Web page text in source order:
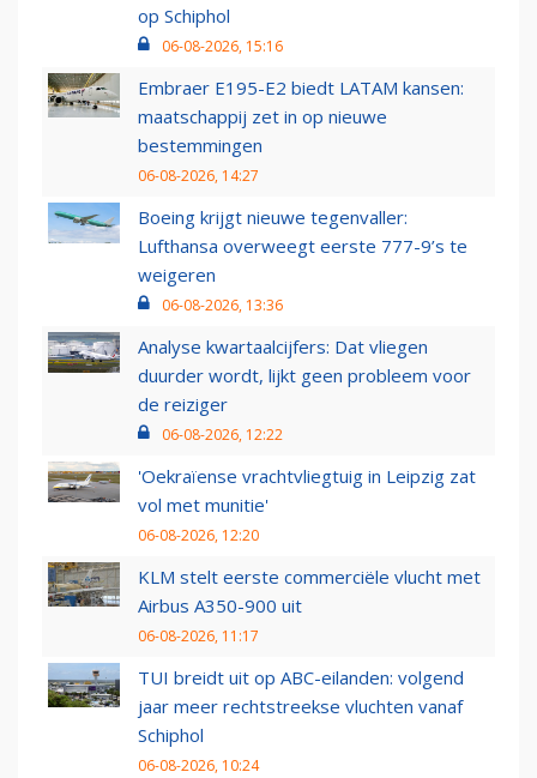
op Schiphol
06-08-2026, 15:16
Embraer E195-E2 biedt LATAM kansen:
maatschappij zet in op nieuwe
bestemmingen
06-08-2026, 14:27
Boeing krijgt nieuwe tegenvaller:
Lufthansa overweegt eerste 777-9’s te
weigeren
06-08-2026, 13:36
Analyse kwartaalcijfers: Dat vliegen
duurder wordt, lijkt geen probleem voor
de reiziger
06-08-2026, 12:22
'Oekraïense vrachtvliegtuig in Leipzig zat
vol met munitie'
06-08-2026, 12:20
KLM stelt eerste commerciële vlucht met
Airbus A350-900 uit
06-08-2026, 11:17
TUI breidt uit op ABC-eilanden: volgend
jaar meer rechtstreekse vluchten vanaf
Schiphol
06-08-2026, 10:24